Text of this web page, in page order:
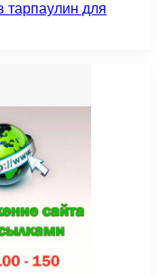
тарпаулин для